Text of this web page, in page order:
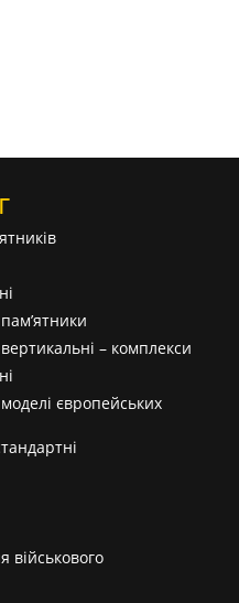
– комплекси
європейських
військового